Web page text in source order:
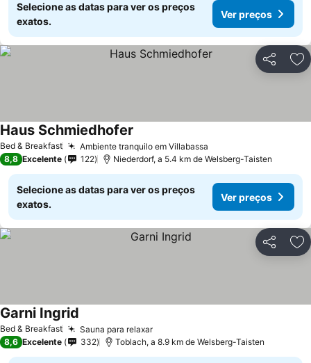
Selecione as datas para ver os preços
exatos.
Ver preços
Partilhar
Bed & Breakfast Ambiente tranquilo em Villabassa
Haus Schmiedhofer
8,8 Excelente 122 Niederdorf, a 5.4 km de Welsberg-Taisten
Selecione as datas para ver os preços
exatos.
Ver preços
Partilhar
Bed & Breakfast Sauna para relaxar
Garni Ingrid
8,6 Excelente 332 Toblach, a 8.9 km de Welsberg-Taisten